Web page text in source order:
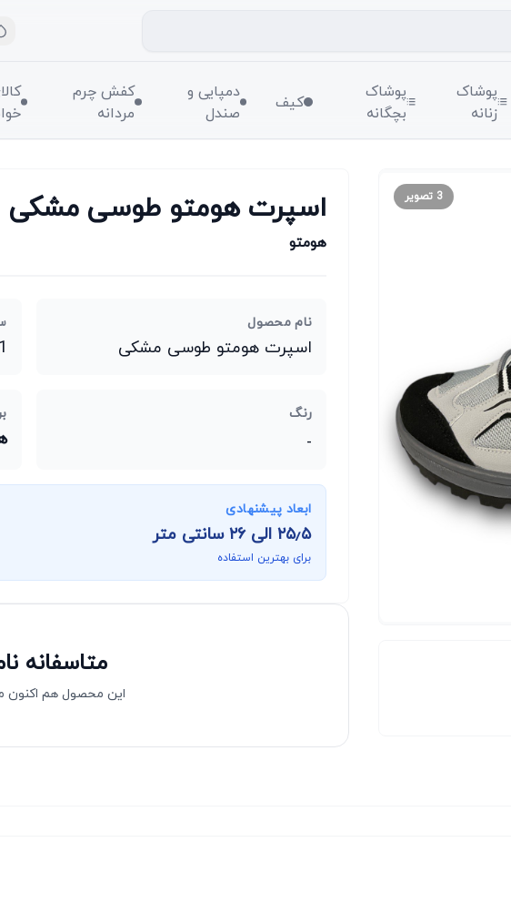
پوشاک
زنانه
پوشاک
بچگانه
کیف
دمپایی و
صندل
کفش چرم
مردانه
3 تصویر اسپرت هومتو طوسی مشکی
هومتو
نام محصول
اسپرت هومتو طوسی مشکی
رنگ
-
ابعاد پیشنهادی
۲۵٫۵الی۲۶سانتی متر
برای بهترین استفاده
متاسفانه
این محصول هم